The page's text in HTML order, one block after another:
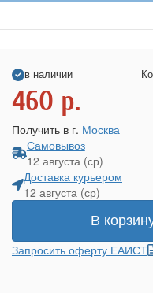
в наличии
460 р.
Получить в г. Москва
Самовывоз
12 августа (ср)
Доставка курьером
12 августа (ср)
В
Запросить оферту ЕАИСТ